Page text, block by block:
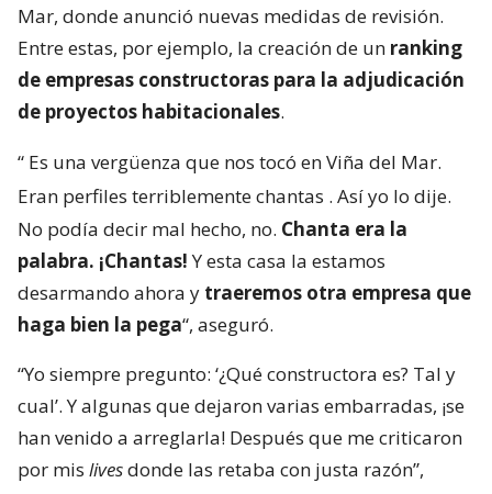
Mar, donde anunció nuevas medidas de revisión.
Entre estas, por ejemplo, la creación de un ranking
de empresas constructoras para la adjudicación
de proyectos habitacionales.
“ Es una vergüenza que nos tocó en Viña del Mar.
Eran perfiles terriblemente chantas . Así yo lo dije.
No podía decir mal hecho, no. Chanta era la
palabra. ¡Chantas!Y esta casa la estamos
desarmando ahora y traeremos otra empresa que
haga bien la pega“, aseguró.
“Yo siempre pregunto: ‘¿Qué constructora es? Tal y
cual’. Y algunas que dejaron varias embarradas, ¡se
han venido a arreglarla! Después que me criticaron
por mis livesdonde las retaba con justa razón”,